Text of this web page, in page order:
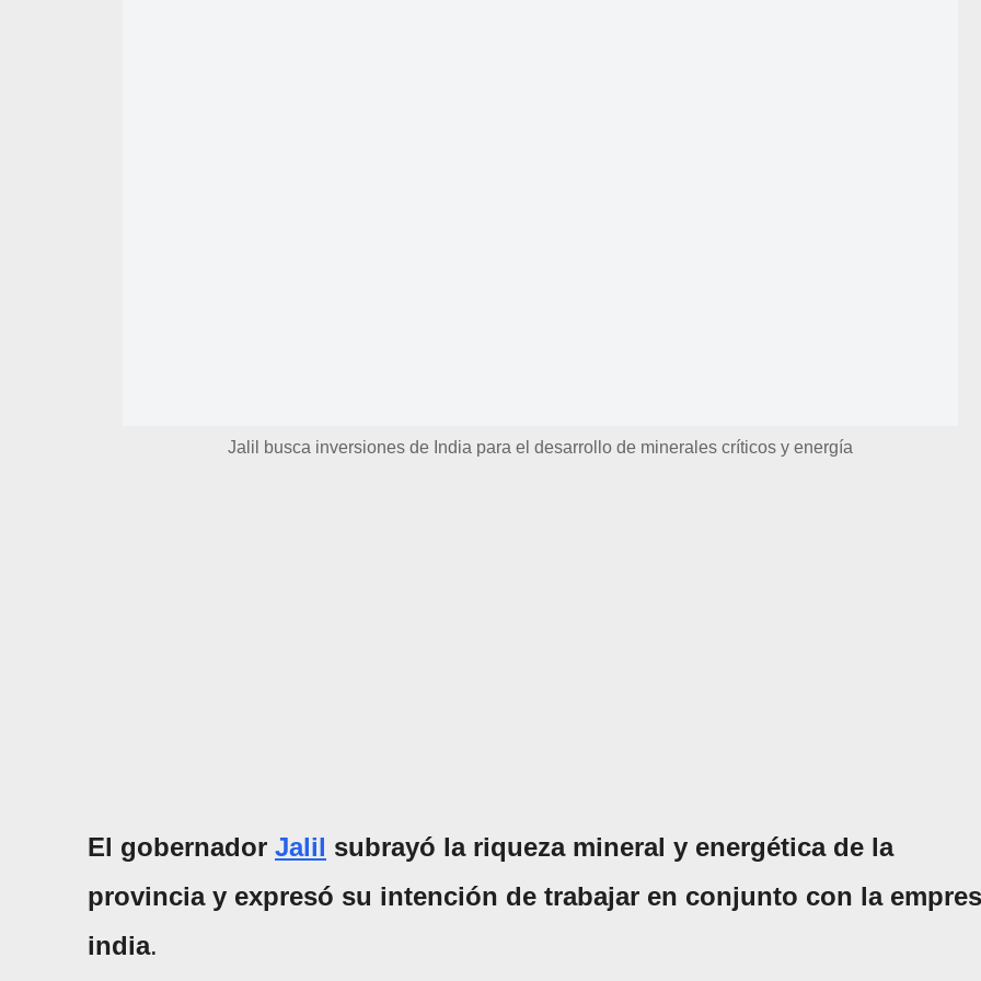
Jalil busca inversiones de India para el desarrollo de minerales críticos y energía
El gobernador Jalil subrayó la riqueza mineral y energética de la
provincia y expresó su intención de trabajar en conjunto con la
india.